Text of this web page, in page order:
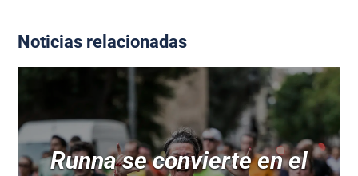
Noticias relacionadas
Runna se convierte en el